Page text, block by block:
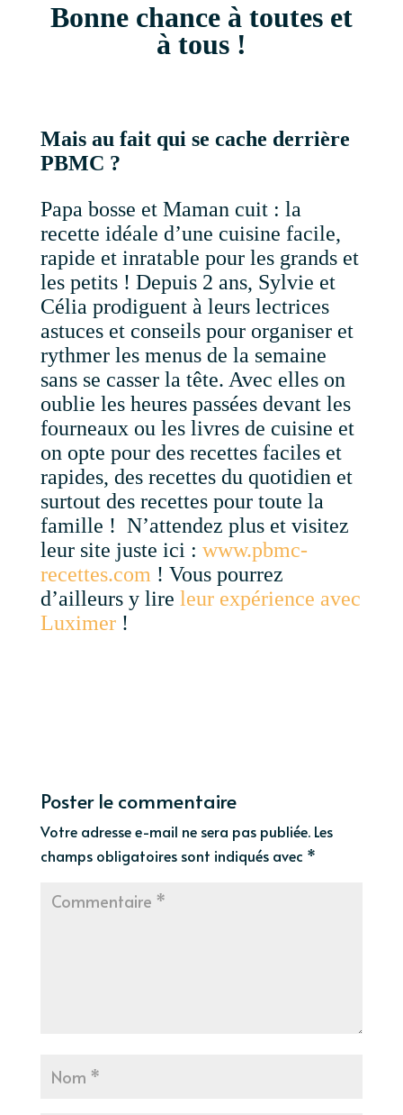
Bonne chance à toutes et
à tous !
Mais au fait qui se cache derrière
PBMC ?
Papa bosse et Maman cuit : la
recette idéale d’une cuisine facile,
rapide et inratable pour les grands et
les petits ! Depuis 2 ans, Sylvie et
Célia prodiguent à leurs lectrices
astuces et conseils pour organiser et
rythmer les menus de la semaine
sans se casser la tête. Avec elles on
oublie les heures passées devant les
fourneaux ou les livres de cuisine et
on opte pour des recettes faciles et
rapides, des recettes du quotidien et
surtout des recettes pour toute la
famille ! N’attendez plus et visitez
leur site juste ici : www.pbmc-
recettes.com ! Vous pourrez
d’ailleurs y lire leur expérience avec
Luximer!
Poster le commentaire
Votre adresse e-mail ne sera pas publiée. Les
champs obligatoires sont indiqués avec *